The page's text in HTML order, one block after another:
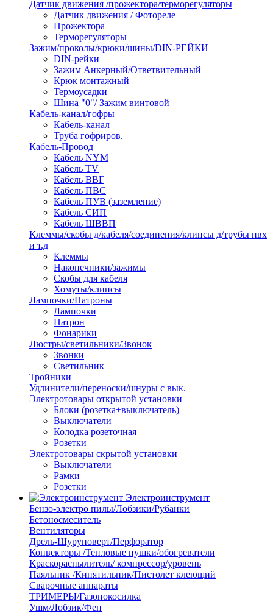
Датчик движения /прожектора/терморегуляторы
Датчик движения / Фотореле
Прожектора
Терморегуляторы
Зажим/проколы/крюки/шины/DIN-РЕЙКИ
DIN-рейки
Зажим Анкерный/Ответвительный
Крюк монтажный
Термоусадки
Шина "0"/ Зажим винтовой
Кабель-канал/гофры
Кабель-канал
Труба гофриров.
Кабель-Провод
Кабель NYM
Кабель TV
Кабель ВВГ
Кабель ПВС
Кабель ПУВ (заземление)
Кабель СИП
Кабель ШВВП
Клеммы/скобы д/кабеля/соединения/клипсы д/трубы пвх
и т.д
Клеммы
Наконечники/зажимы
Скобы для кабеля
Хомуты/клипсы
Лампочки/Патроны
Лампочки
Патрон
Фонарики
Люстры/светильники/Звонок
Звонки
Светильник
Тройники
Удлинители/переноски/шнуры с вык.
Электротовары открытой установки
Блоки (розетка+выключатель)
Выключатели
Колодка розеточная
Розетки
Электротовары скрытой установки
Выключатели
Рамки
Розетки
Электроинструмент
Бензо-электро пилы/Лобзики/Рубанки
Бетоносмеситель
Вентиляторы
Дрель-Шуруповерт/Перфоратор
Конвекторы /Тепловые пушки/обогреватели
Краскораспылитель/ компрессор/уровень
Паяльник /Кипятильник/Пистолет клеющий
Сварочные аппараты
ТРИМЕРЫ/Газонокосилка
Ушм/Лобзик/Фен